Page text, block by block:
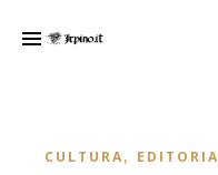
CULTURA, EDITORIA